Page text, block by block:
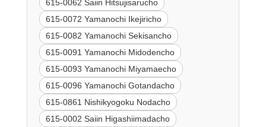
615-0062 Saiin Hitsujisarucho
615-0072 Yamanochi Ikejiricho
615-0082 Yamanochi Sekisancho
615-0091 Yamanochi Midodencho
615-0093 Yamanochi Miyamaecho
615-0096 Yamanochi Gotandacho
615-0861 Nishikyogoku Nodacho
615-0002 Saiin Higashiimadacho